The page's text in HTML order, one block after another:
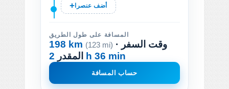
أضف عنصرا
المسافة على طول الطريق
198 km (123 mi) · وقت السفر
المقدر 2 h 36 min
حساب المسافة